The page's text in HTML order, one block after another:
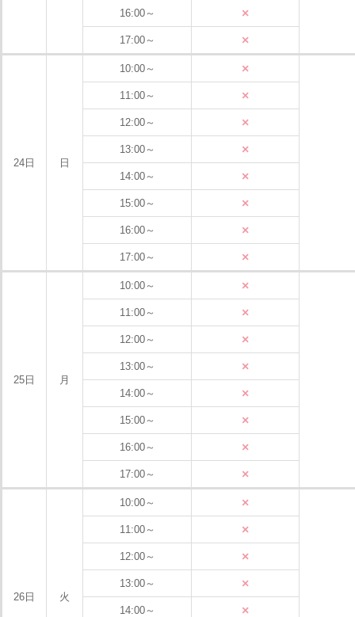
16:00～ ×
17:00～ ×
24日 日
10:00～ ×
11:00～ ×
12:00～ ×
13:00～ ×
14:00～ ×
15:00～ ×
16:00～ ×
17:00～ ×
25日 月
10:00～ ×
11:00～ ×
12:00～ ×
13:00～ ×
14:00～ ×
15:00～ ×
16:00～ ×
17:00～ ×
26日 火
10:00～ ×
11:00～ ×
12:00～ ×
13:00～ ×
14:00～ ×